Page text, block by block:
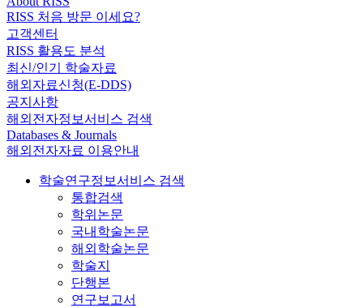
RISS 처음 방문 이세요?
고객센터
RISS 활용도 분석
최신/인기 학술자료
해외자료신청(E-DDS)
공지사항
해외전자정보서비스 검색
Databases & Journals
해외전자자료 이용안내
학술연구정보서비스 검색
통합검색
학위논문
국내학술논문
해외학술논문
학술지
단행본
연구보고서